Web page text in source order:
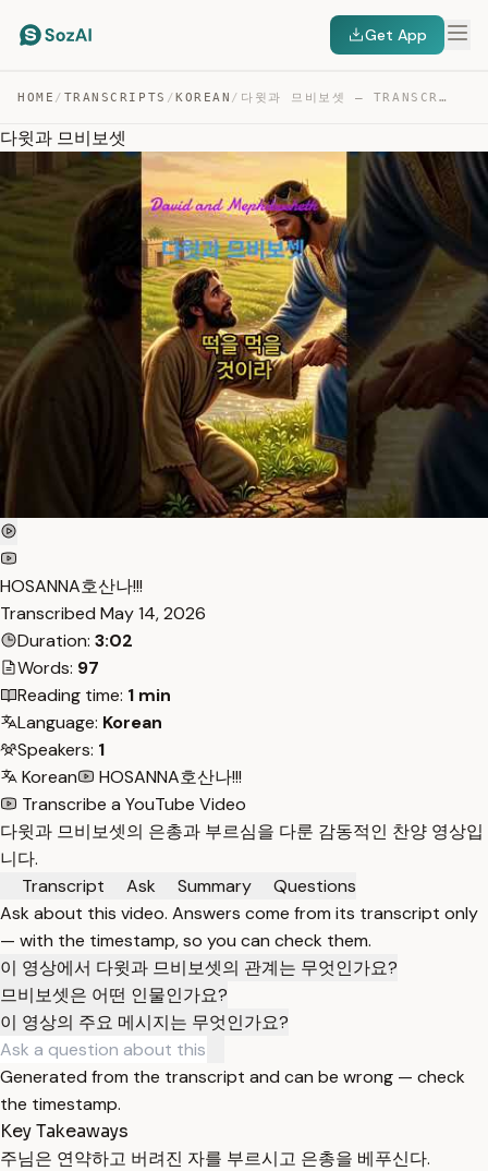
Get App
HOME / TRANSCRIPTS /KOREAN / 다윗과 므비보셋 — TRANSCRIPT
다윗과 므비보셋
HOSANNA호산나!!!
Transcribed May 14, 2026
Duration: 3:02
Words: 97
Reading time: 1 min
Language: Korean
Speakers: 1
Korean
HOSANNA호산나!!!
Transcribe a YouTube Video
다윗과 므비보셋의 은총과 부르심을 다룬 감동적인 찬양 영상입
니다.
Transcript
Ask Summary
Questions
Ask about this video. Answers come from its transcript only
— with the timestamp, so you can check them.
이 영상에서 다윗과 므비보셋의 관계는 무엇인가요?
므비보셋은 어떤 인물인가요?
이 영상의 주요 메시지는 무엇인가요?
Generated from the transcript and can be wrong — check
the timestamp.
Key Takeaways
주님은 연약하고 버려진 자를 부르시고 은총을 베푸신다.